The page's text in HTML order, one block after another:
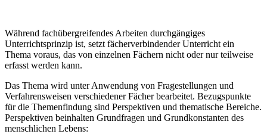
Während fachübergreifendes Arbeiten durchgängiges
Unterrichtsprinzip ist, setzt fächerverbindender Unterricht ein
Thema voraus, das von einzelnen Fächern nicht oder nur teilweise
erfasst werden kann.
Das Thema wird unter Anwendung von Fragestellungen und
Verfahrensweisen verschiedener Fächer bearbeitet. Bezugspunkte
für die Themenfindung sind Perspektiven und thematische Bereiche.
Perspektiven beinhalten Grundfragen und Grundkonstanten des
menschlichen Lebens: